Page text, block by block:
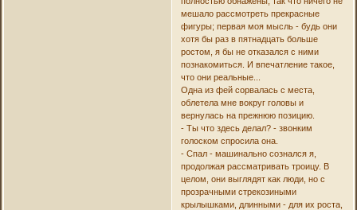
мешало рассмотреть прекрасные
фигуры; первая моя мысль - будь они
хотя бы раз в пятнадцать больше
ростом, я бы не отказался с ними
познакомиться. И впечатление такое,
что они реальные...
Одна из фей сорвалась с места,
облетела мне вокруг головы и
вернулась на прежнюю позицию.
- Ты что здесь делал? - звонким
голоском спросила она.
- Спал - машинально сознался я,
продолжая рассматривать троицу. В
целом, они выглядят как люди, но с
прозрачными стрекозиными
крылышками, длинными - для их роста,